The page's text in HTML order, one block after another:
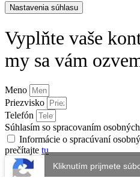
Nastavenia súhlasu
Vyplňte vaše
my sa vám
Meno
Priezvisko
Telefón
Súhlasím so spracovaním
Informácie o spracúvaní
prečítajte tu
Kliknutím prijmete
a povolíte